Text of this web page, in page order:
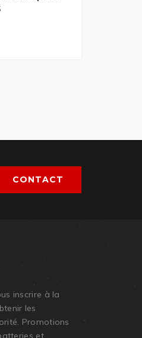
CONTACT
inscrire à la
les
Promotions
et